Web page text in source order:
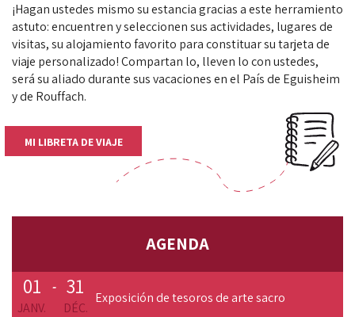
¡Hagan ustedes mismo su estancia gracias a este herramiento
astuto: encuentren y seleccionen sus actividades, lugares de
visitas, su alojamiento favorito para constituar su tarjeta de
viaje personalizado! Compartan lo, lleven lo con ustedes,
será su aliado durante sus vacaciones en el País de Eguisheim
y de Rouffach.
MI LIBRETA DE VIAJE
AGENDA
01
JANV.
- 31
DÉC.
Exposición de tesoros de arte sacro